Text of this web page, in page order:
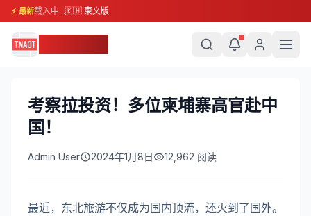
⚡ 最新载入中...🇰🇭 柬文版
考察拉投资！多位柬埔寨高官赴中
国！
Admin User 2024年1月8日 12,962 阅读
最近，东北旅游不仅成为国内顶流，还火到了国外。